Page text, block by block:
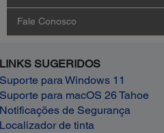
Fale Conosco
LINKS SUGERIDOS
Suporte para Windows 11
Suporte para macOS 26 Tahoe
Notificações de Segurança
Localizador de tinta